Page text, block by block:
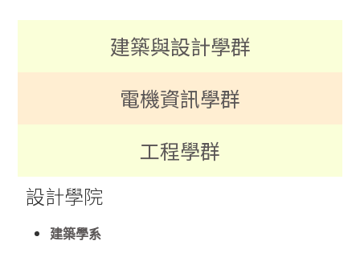
建築與設計學群
電機資訊學群
工程學群
設計學院
建築學系